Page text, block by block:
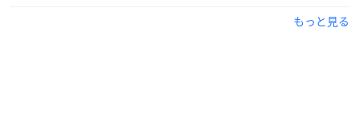
もっと見る